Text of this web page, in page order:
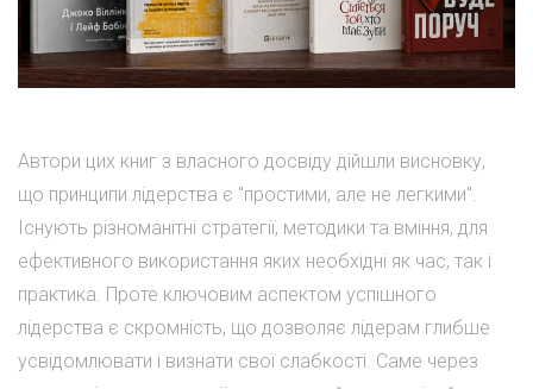
Автори цих книг з власного досвіду дійшли висновку,
що принципи лідерства є "простими, але не легкими".
Існують різноманітні стратегії, методики та вміння, для
ефективного використання яких необхідні як час, так і
практика. Проте ключовим аспектом успішного
лідерства є скромність, що дозволяє лідерам глибше
усвідомлювати і визнати свої слабкості. Саме через